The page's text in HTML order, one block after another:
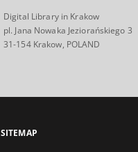
Digital Library in Krakow
pl. Jana Nowaka Jeziorańskiego 3
31-154 Krakow, POLAND
SITEMAP